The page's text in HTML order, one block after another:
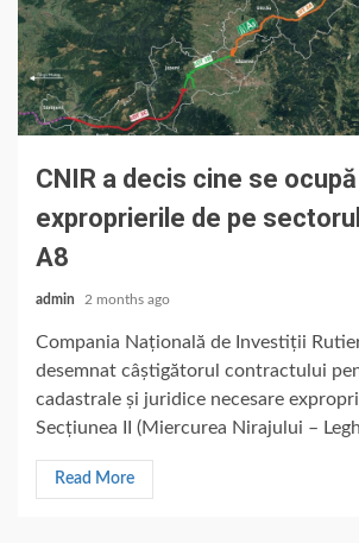
CNIR a decis cine se
exproprierile de pe
A8
admin 2 months ago
Compania Națională de Investiții
desemnat câștigătorul contractului
cadastrale și juridice necesare
Secțiunea II (Miercurea Nirajului –
Read More